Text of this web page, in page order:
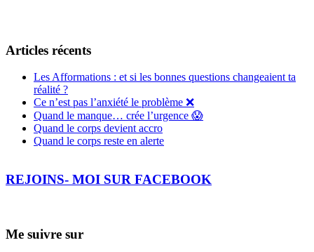
Articles récents
Les Afformations : et si les bonnes questions changeaient ta
réalité ?
Ce n’est pas l’anxiété le problème ❌
Quand le manque… crée l’urgence 😱
Quand le corps devient accro
Quand le corps reste en alerte
REJOINS- MOI SUR FACEBOOK
Me suivre sur